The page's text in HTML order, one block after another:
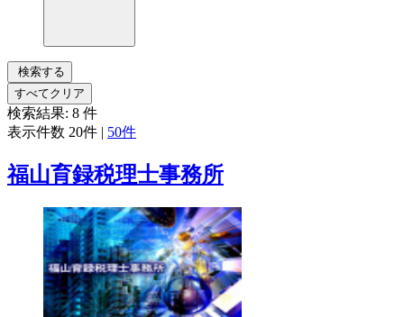
検索する
すべてクリア
検索結果: 8 件
表示件数 20件 | 50件
福山育録税理士事務所